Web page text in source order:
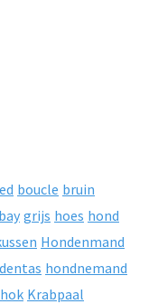
boucle bruin
grijs hoes hond
Hondenmand
hondnemand
Krabpaal